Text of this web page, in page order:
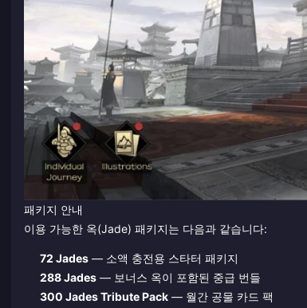
패키지 안내
이용 가능한 옥(Jade) 패키지는 다음과 같습니다:
72 Jades— 소액 충전용 스타터 패키지
288 Jades— 보너스 옥이 포함된 중급 번들
300 Jades Tribute Pack— 월간 공물 카드 팩